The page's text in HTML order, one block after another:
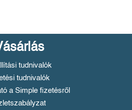
tudnivalók
tudnivalók
a Simple fizetésről